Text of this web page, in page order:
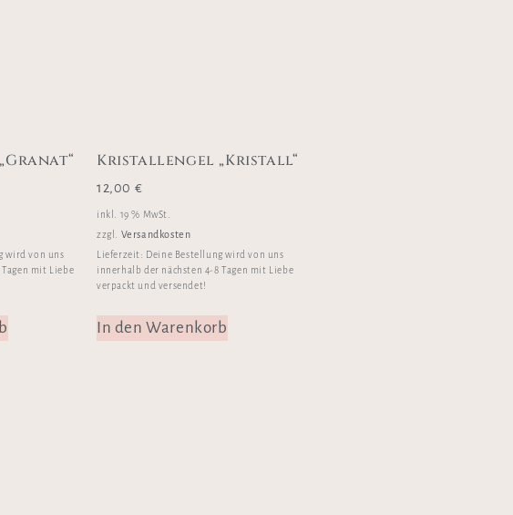
wird von uns
mit Liebe
Kristallengel „Kristall“
12,00 €
inkl. 19 % MwSt.
zzgl. Versandkosten
Lieferzeit: Deine Bestellung wird von uns
innerhalb der nächsten 4-8 Tagen mit Liebe
verpackt und versendet!
In den Warenkorb